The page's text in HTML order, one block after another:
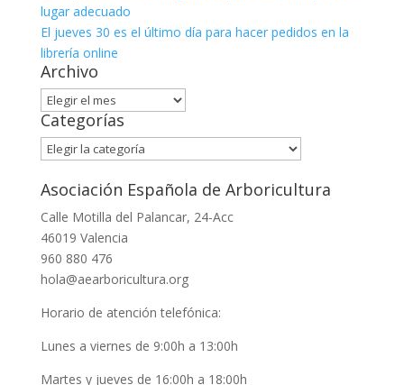
lugar adecuado
El jueves 30 es el último día para hacer pedidos en la
librería online
Archivo
Archivo
Categorías
Categorías
Asociación Española de Arboricultura
Calle Motilla del Palancar, 24-Acc
46019 Valencia
960 880 476
hola@aearboricultura.org
Horario de atención telefónica:
Lunes a viernes de 9:00h a 13:00h
Martes y jueves de 16:00h a 18:00h